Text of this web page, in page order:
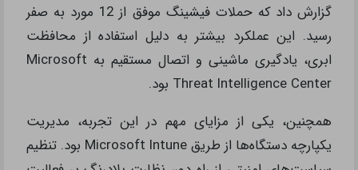
گزارش داد که حملات فیشینگ موفق از 12 مورد به صفر
رسید. این عملکرد بیشتر به دلیل استفاده از محافظت
ابری، یادگیری ماشینی و اتصال مستقیم به Microsoft
Threat Intelligence Center بود.
همچنین، یکی از مزایای مهم در این تجربه، مدیریت
یکپارچه دستگاه‌ها از طریق Microsoft Intune بود. تنظیم